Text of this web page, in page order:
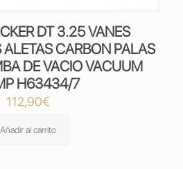
DT 3.25 VANES
ALETAS CARBON PALAS
DE VACIO VACUUM
H63434/7
112,90€
Añadir al carrito